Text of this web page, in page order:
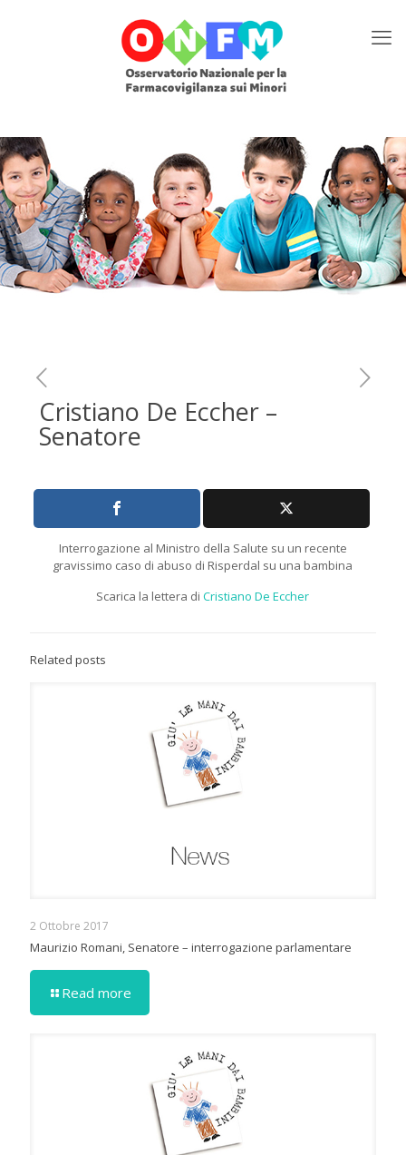
Cristiano De Eccher –
Senatore
Interrogazione al Ministro della Salute su un recente
gravissimo caso di abuso di Risperdal su una bambina
Scarica la lettera diCristiano De Eccher
Related posts
2 Ottobre 2017
Maurizio Romani, Senatore – interrogazione parlamentare
Read more